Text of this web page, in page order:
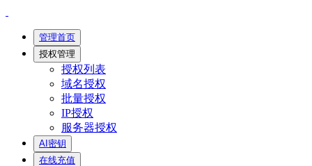
管理首页
授权管理
授权列表
域名授权
批量授权
IP授权
服务器授权
AI密钥
在线充值